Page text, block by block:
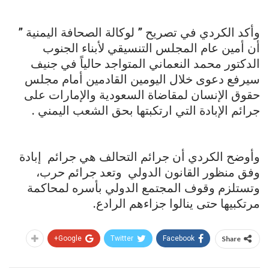
وأكد الكردي في تصريح ” لوكالة الصحافة اليمنية ”
أن أمين عام المجلس التنسيقي لأبناء الجنوب
الدكتور محمد النعماني المتواجد حالياً في جنيف
سيرفع دعوى خلال اليومين القادمين أمام مجلس
حقوق الإنسان لمقاضاة السعودية والإمارات على
جرائم الإبادة التي ارتكبتها بحق الشعب اليمني .
وأوضح الكردي أن جرائم التحالف هي جرائم إبادة
وفق منظور القانون الدولي وتعد جرائم حرب،
وتستلزم وقوف المجتمع الدولي بأسره لمحاكمة
مرتكبيها حتى ينالوا جزاءهم الرادع.
Share
Facebook
Twitter
Google+